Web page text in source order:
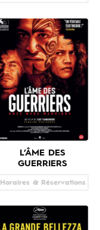
L’ÂME DES
GUERRIERS
Horaires & Réservations